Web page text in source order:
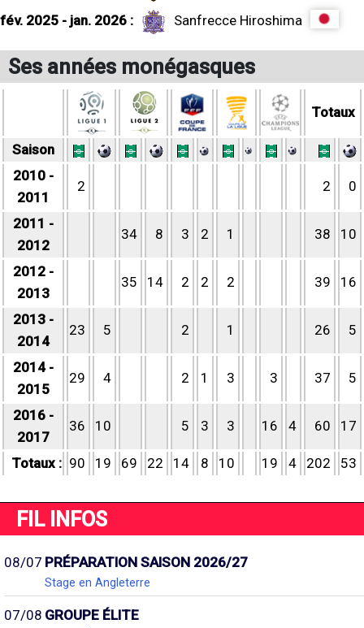
fév. 2025 - jan. 2026 :
Sanfrecce Hiroshima
Ses années monégasques
Totaux
Saison
2010 -
2011
2 2 0
2011 -
2012
34 8 3 2 1 38 10
2012 -
2013
35 14 2 2 2 39 16
2013 -
2014
23 5 2 1 26 5
2014 -
2015
29 4 2 1 3 3 37 5
2016 -
2017
36 10 5 3 3 16 4 60 17
Totaux : 90 19 69 22 14 8 10 19 4 202 53
FIL INFOS
08/07 PRÉPARATION SAISON 2026/27
Stage en Angleterre
07/08 GROUPE ÉLITE